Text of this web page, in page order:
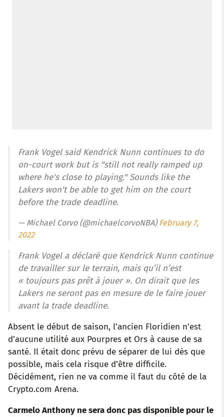
Frank Vogel said Kendrick Nunn continues to do
on-court work but is "still not really ramped up
where he's close to playing." Sounds like the
Lakers won't be able to get him on the court
before the trade deadline.
— Michael Corvo (@michaelcorvoNBA)February 7,
2022
Frank Vogel a déclaré que Kendrick Nunn continue
de travailler sur le terrain, mais qu’il n’est
« toujours pas prêt à jouer ». On dirait que les
Lakers ne seront pas en mesure de le faire jouer
avant la trade deadline.
Absent le début de saison, l’ancien Floridien n’est
d’aucune utilité aux Pourpres et Ors à cause de sa
santé. Il était donc prévu de séparer de lui dès que
possible, mais cela risque d’être difficile.
Décidément, rien ne va comme il faut du côté de la
Crypto.com Arena.
Carmelo Anthony ne sera donc pas disponible pour le